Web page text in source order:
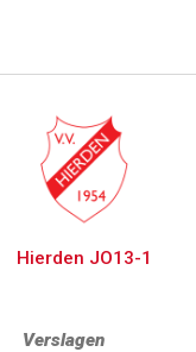
Hierden JO13-1
Verslagen